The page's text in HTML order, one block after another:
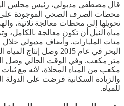
قال مصطفى مدبولي، رئيس مجلس
محطات الصرف الصحي الموجودة على
تحويلها إلى محطات معالجة ثلاثية،
مياه النيل أن تكون معالجة
مئات المليارات. وأضاف مدبولي
مكعب من المياه المحلاة، لأنه مع
والزيادة السكانية فرضت على الدولة
للمياه.